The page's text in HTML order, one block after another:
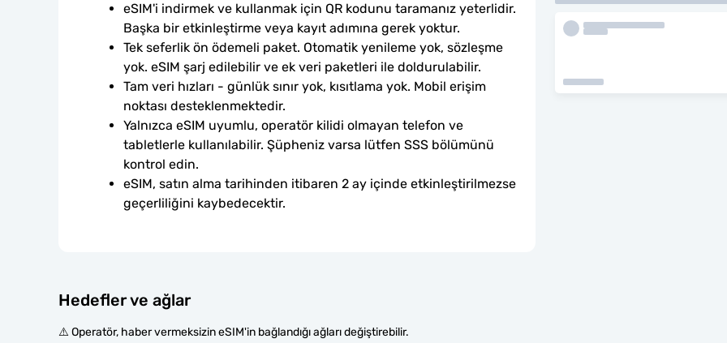
eSIM'i indirmek ve kullanmak için QR kodunu taramanız yeterlidir.
Başka bir etkinleştirme veya kayıt adımına gerek yoktur.
Tek seferlik ön ödemeli paket. Otomatik yenileme yok, sözleşme
yok. eSIM şarj edilebilir ve ek veri paketleri ile doldurulabilir.
Tam veri hızları - günlük sınır yok, kısıtlama yok. Mobil erişim
noktası desteklenmektedir.
Yalnızca eSIM uyumlu, operatör kilidi olmayan telefon ve
tabletlerle kullanılabilir. Şüpheniz varsa lütfen SSS bölümünü
kontrol edin.
eSIM, satın alma tarihinden itibaren 2 ay içinde etkinleştirilmezse
geçerliliğini kaybedecektir.
Hedefler ve ağlar
⚠️ Operatör, haber vermeksizin eSIM'in bağlandığı ağları değiştirebilir.